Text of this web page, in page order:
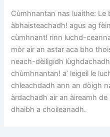
Cùmhnantan nas luaithe: Le
àbhaisteachadh! agus ag
cùmhnant! rinn luchd-
mòr air an astar aca bho
neach-dèiligidh
chùmhnantan! a’ leigeil le
chleachdadh ann an dòigh
àrdachadh air an àireamh
dhaibh a choileanadh.